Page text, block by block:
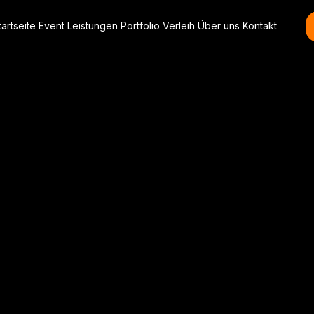
Event Leistungen Portfolio Verleih Über uns Kontakt